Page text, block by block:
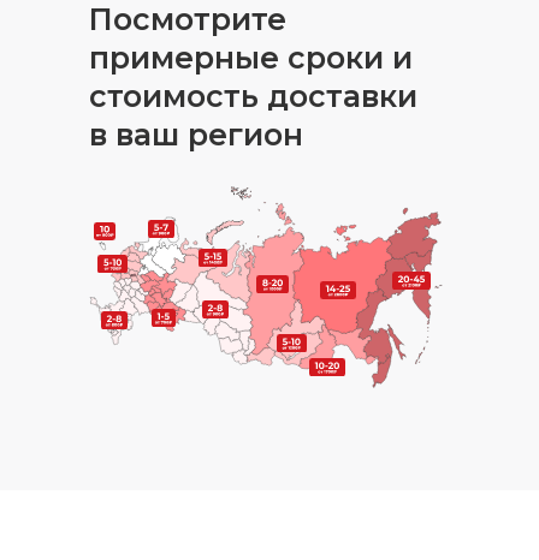
Посмотрите
примерные сроки и
стоимость доставки
в ваш регион